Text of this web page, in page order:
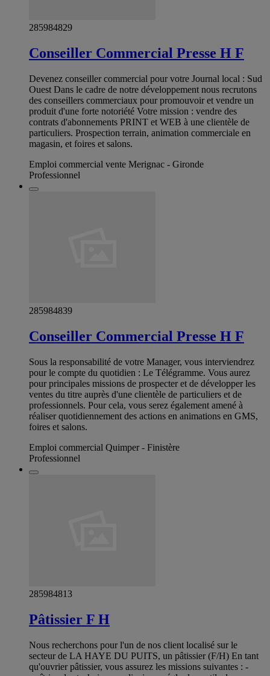
285984829
Conseiller Commercial Presse H F
Devenez conseiller commercial pour votre Journal local : Sud
Ouest Dans le cadre de notre développement nous recrutons
des conseillers commerciaux pour promouvoir et vendre un
produit d'une forte notoriété Votre mission : vendre des
contrats d'abonnements PRINT et WEB à une clientèle de
particuliers. Prospection terrain, animation commerciale en
magasin, et foires et salons.
Emploi commercial vente Merignac - Gironde
Professionnel
285984839
Conseiller Commercial Presse H F
Sous la responsabilité de votre Manager, vous interviendrez
pour le compte du quotidien : Le Télégramme. Vous aurez
pour principales missions de prospecter et de développer les
ventes du titre auprès d'une clientèle de particuliers et de
professionnels. Pour cela, vous serez également amené à
réaliser quotidiennement des actions en animations en GMS,
foires et salons.
Emploi commercial Quimper - Finistère
Professionnel
285984813
Pâtissier F H
Nous recherchons pour l'un de nos client localisé sur le
secteur de LA HAYE DU PUITS, un pâtissier (F/H) En tant
qu'ouvrier pâtissier, vous assurez les missions suivantes : -